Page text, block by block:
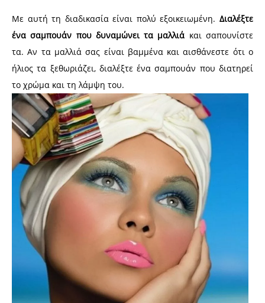
Με αυτή τη διαδικασία είναι πολύ εξοικειωμένη. Διαλέξτε
ένα σαμπουάν που δυναμώνει τα μαλλιά και σαπουνίστε
τα. Αν τα μαλλιά σας είναι βαμμένα και αισθάνεστε ότι ο
ήλιος τα ξεθωριάζει, διαλέξτε ένα σαμπουάν που διατηρεί
το χρώμα και τη λάμψη του.